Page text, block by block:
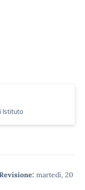
Istituto
martedì, 20